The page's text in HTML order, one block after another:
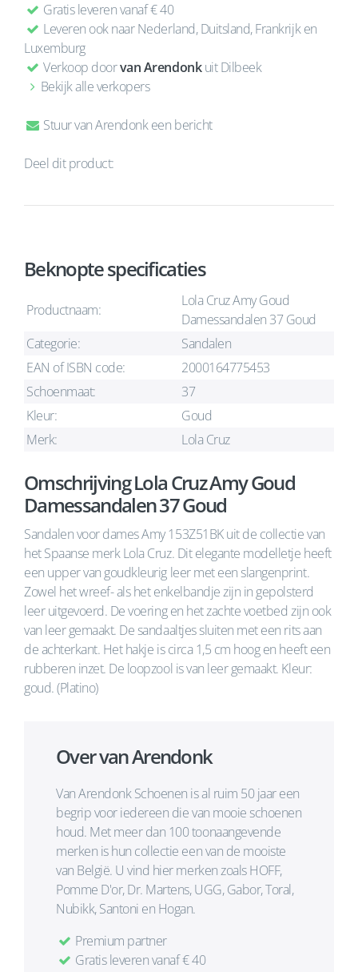
Gratis leveren vanaf € 40
Leveren ook naar Nederland, Duitsland, Frankrijk en
Luxemburg
Verkoop doorvan Arendonkuit Dilbeek
Bekijk alle verkopers
Stuur van Arendonk een bericht
Deel dit product:
Beknopte specificaties
Productnaam:
Lola Cruz Amy Goud
Damessandalen 37 Goud
Categorie:
Sandalen
EAN of ISBN code:
2000164775453
Schoenmaat:
37
Kleur:
Goud
Merk:
Lola Cruz
Omschrijving Lola Cruz Amy Goud
Damessandalen 37 Goud
Sandalen voor dames Amy 153Z51BK uit de collectie van
het Spaanse merk Lola Cruz. Dit elegante modelletje heeft
een upper van goudkleurig leer met een slangenprint.
Zowel het wreef- als het enkelbandje zijn in gepolsterd
leer uitgevoerd. De voering en het zachte voetbed zijn ook
van leer gemaakt. De sandaaltjes sluiten met een rits aan
de achterkant. Het hakje is circa 1,5 cm hoog en heeft een
rubberen inzet. De loopzool is van leer gemaakt. Kleur:
goud. (Platino)
Over van Arendonk
Van Arendonk Schoenen is al ruim 50 jaar een
begrip voor iedereen die van mooie schoenen
houd. Met meer dan 100 toonaangevende
merken is hun collectie een van de mooiste
van België. U vind hier merken zoals HOFF,
Pomme D'or, Dr. Martens, UGG, Gabor, Toral,
Nubikk, Santoni en Hogan.
Premium partner
Gratis leveren vanaf € 40